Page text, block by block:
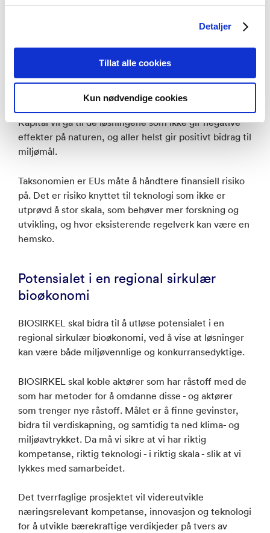
Detaljer
Tillat alle cookies
Kun nødvendige cookies
Når det biologiske mangfoldet presses, så reduseres
jordens evne til å ta opp CO2, som er viktig for
Næringslivet kan kapitalisere på en sirkulær økonomi.
Bærekraft gir konkurransekraft. Insentivene er
tydelige. EU har lagt frem en taksonomi som skal styre
Kapital vil gå til de løsningene som ikke gir negative
effekter på naturen, og aller helst gir positivt bidrag til
miljømål.
Taksonomien er EUs måte å håndtere finansiell risiko
på. Det er risiko knyttet til teknologi som ikke er
utprøvd å stor skala, som behøver mer forskning og
utvikling, og hvor eksisterende regelverk kan være en
hemsko.
Potensialet i en regional sirkulær
bioøkonomi
BIOSIRKEL skal bidra til å utløse potensialet i en
regional sirkulær bioøkonomi, ved å vise at løsninger
kan være både miljøvennlige og konkurransedyktige.
BIOSIRKEL skal koble aktører som har råstoff med de
som har metoder for å omdanne disse - og aktører
som trenger nye råstoff. Målet er å finne gevinster,
bidra til verdiskapning, og samtidig ta ned klima- og
miljøavtrykket. Da må vi sikre at vi har riktig
kompetanse, riktig teknologi - i riktig skala - slik at vi
lykkes med samarbeidet.
Det tverrfaglige prosjektet vil videreutvikle
næringsrelevant kompetanse, innovasjon og teknologi
for å utvikle bærekraftige verdikjeder på tvers av